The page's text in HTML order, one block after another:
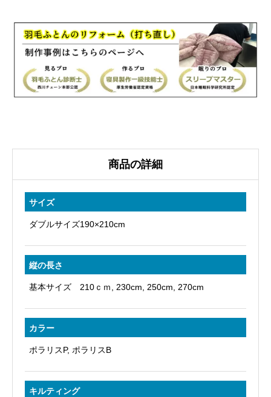
フ
ォ
ム
国
個
商品の詳細
サイズ
ダブルサイズ190×210cm
縦の長さ
基本サイズ 210ｃｍ, 230cm, 250cm, 270cm
カラー
ポラリスP, ポラリスB
キルティング